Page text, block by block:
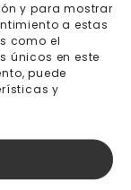
y para mostrar
a estas
como el
únicos en este
puede
y
seguro